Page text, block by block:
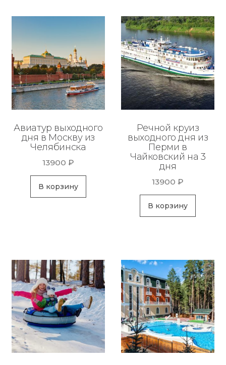
Авиатур выходного
дня в Москву из
Челябинска
13900 ₽
В корзину
Речной круиз
выходного дня из
Перми в
Чайковский на 3
дня
13900₽
В корзину